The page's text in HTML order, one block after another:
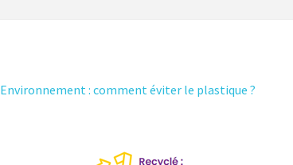
Environnement : comment éviter le plastique ?